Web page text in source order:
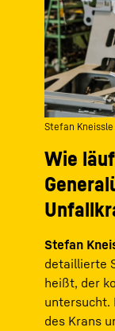
Stefan
Wie
Stefan
detaillierte
heißt, der
untersucht.
des Krans